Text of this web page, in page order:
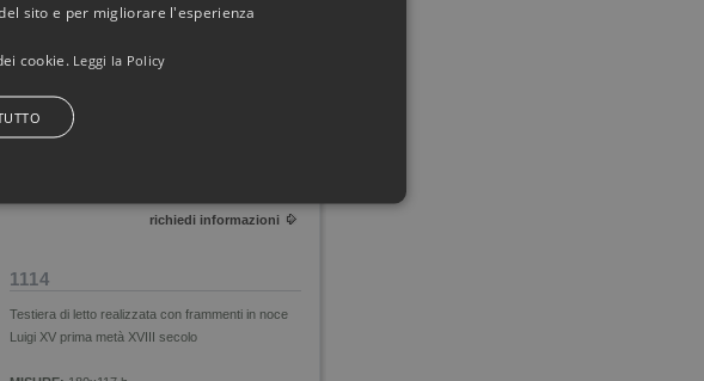
6498
richiedi informazioni
1114
Testiera di letto realizzata con frammenti in noce
Luigi XV prima metà XVIII secolo
sito e per migliorare l'esperienza
cookie. Leggi la Policy
degli utenti e la gestione dell'account. Il sito Web non